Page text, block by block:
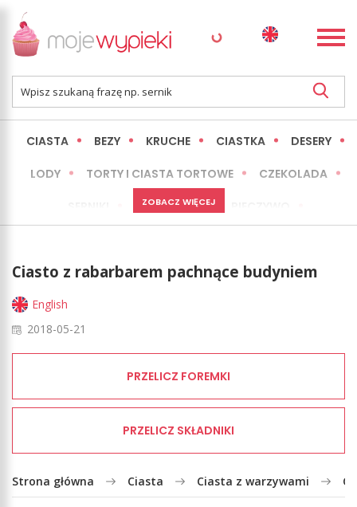
CIASTA BEZY KRUCHE CIASTKA DESERY
LODY TORTY I CIASTA TORTOWE CZEKOLADA
MINI WYPIEKI
LŻEJSZE / ZDROWSZE INNE
ZOBACZ WIĘCEJ
Ciasto z rabarbarem pachnące budyniem
English
2018-05-21
PRZELICZ FOREMKI
PRZELICZ SKŁADNIKI
Strona główna Ciasta Ciasta z warzywami